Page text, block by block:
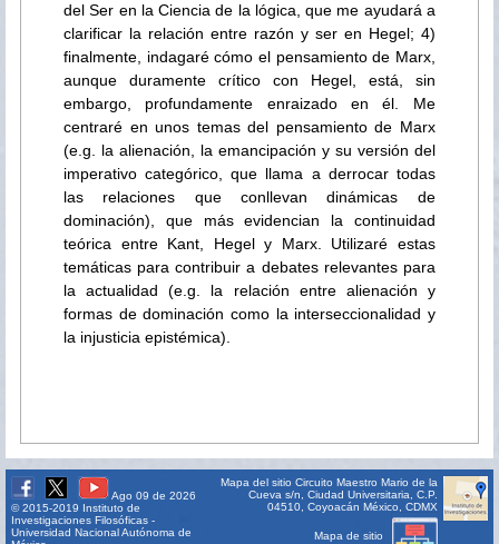
del Ser en la Ciencia de la lógica, que me ayudará a
clarificar la relación entre razón y ser en Hegel; 4)
finalmente, indagaré cómo el pensamiento de Marx,
aunque duramente crítico con Hegel, está, sin
embargo, profundamente enraizado en él. Me
centraré en unos temas del pensamiento de Marx
(e.g. la alienación, la emancipación y su versión del
imperativo categórico, que llama a derrocar todas
las relaciones que conllevan dinámicas de
dominación), que más evidencian la continuidad
teórica entre Kant, Hegel y Marx. Utilizaré estas
temáticas para contribuir a debates relevantes para
la actualidad (e.g. la relación entre alienación y
formas de dominación como la interseccionalidad y
la injusticia epistémica).
Ago 09 de 2026
© 2015-2019 Instituto de
Investigaciones Filosóficas -
Universidad Nacional Autónoma de
Mapa del sitio Circuito Maestro Mario de la
Cueva s/n, Ciudad Universitaria, C.P.
04510, Coyoacán México, CDMX
Mapa de sitio